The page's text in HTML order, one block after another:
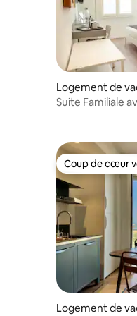
Logement de
Suite Familiale
Coup de cœur
Coup de cœur
Logement de